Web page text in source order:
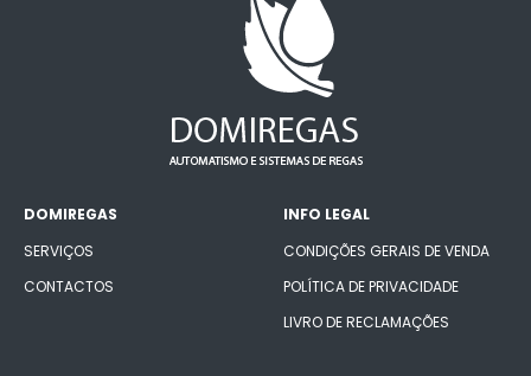
DOMIREGAS
SERVIÇOS
CONTACTOS
INFO LEGAL
CONDIÇÕES GERAIS DE VENDA
POLÍTICA DE PRIVACIDADE
LIVRO DE RECLAMAÇÕES